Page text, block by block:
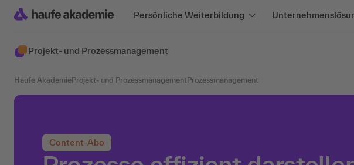
Persönliche Weiterbildung
Projekt- und Prozessmanagement
Haufe Akademie Projekt- und Prozessmanagement Prozessmanagement
Content-Abo